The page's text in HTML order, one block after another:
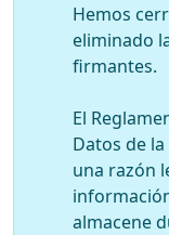
Hemos
eliminado
firmantes.
El
Datos de
una razón
almacene